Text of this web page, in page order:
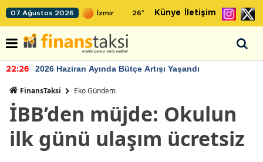
07 Ağustos 2026 26° Künye İletişim
22:26 2026 Haziran Ayında Bütçe Artışı Yaşandı
FinansTaksi Eko Gündem
İBB’den müjde: Okulun
ilk günü ulaşım ücretsiz